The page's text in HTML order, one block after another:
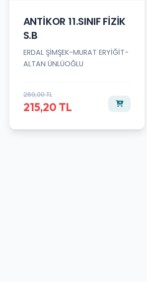
ANTİKOR 11.SINIF FİZİK
S.B
ERDAL ŞİMŞEK-MURAT ERYİĞİT-
ALTAN ÜNLÜOĞLU
269,00 TL
215,20 TL